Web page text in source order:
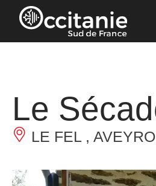
Cookie-Einstellungen
Le
LE FEL ,